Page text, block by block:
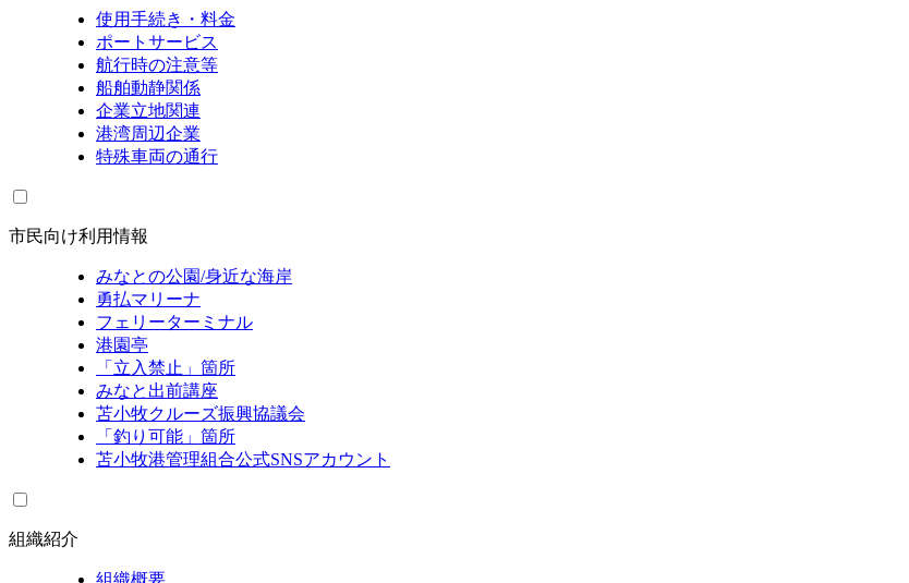
使用手続き・料金
ポートサービス
航行時の注意等
船舶動静関係
企業立地関連
港湾周辺企業
特殊車両の通行
市民向け利用情報
みなとの公園/身近な海岸
勇払マリーナ
フェリーターミナル
港園亭
「立入禁止」箇所
みなと出前講座
苫小牧クルーズ振興協議会
「釣り可能」箇所
苫小牧港管理組合公式SNSアカウント
組織紹介
組織概要